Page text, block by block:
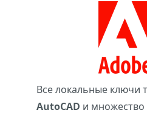
Все локальные ключи
AutoCAD и множество